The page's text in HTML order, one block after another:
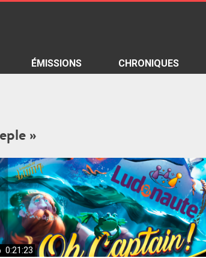
ÉMISSIONS CHRONIQUES
»
0:21:23